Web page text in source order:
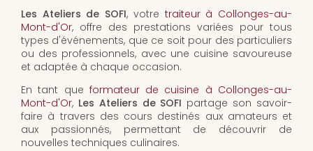
Les Ateliers de SOFI, votre traiteur à Collonges-au-
Mont-d'Or, offre des prestations variées pour tous
types d'événements, que ce soit pour des particuliers
ou des professionnels, avec une cuisine savoureuse
et adaptée à chaque occasion.
En tant que formateur de cuisine à Collonges-au-
Mont-d'Or, Les Ateliers de SOFI partage son savoir-
faire à travers des cours destinés aux amateurs et
aux passionnés, permettant de découvrir de
nouvelles techniques culinaires.